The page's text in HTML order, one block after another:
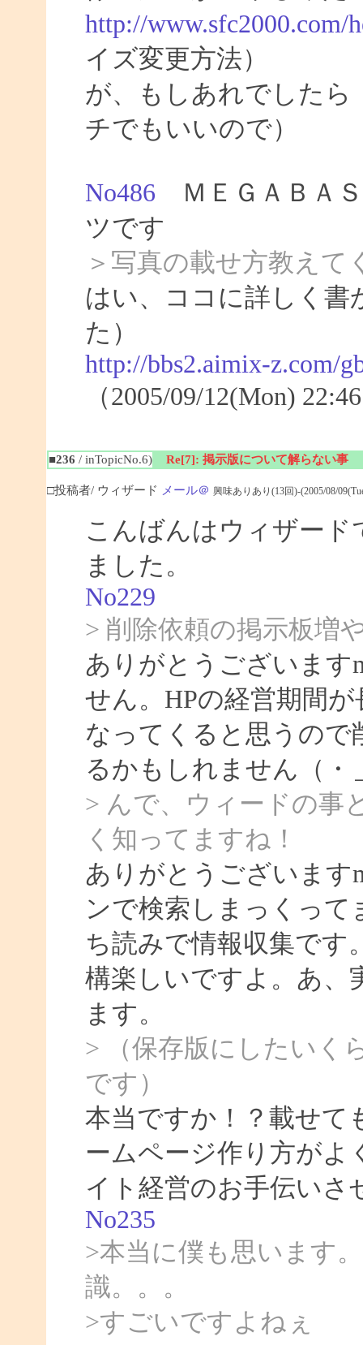
http://www.sfc2000.com/
イズ変更方法）
が、もしあれでした
チでもいいので）
No486 ＭＥＧＡＢＡ
ツです
＞写真の載せ方教えて
はい、ココに詳しく書
た）
http://bbs2.aimix-z.com/
（2005/09/12(Mon)
■236 / inTopicNo.6) Re[7]: 掲示版について解らない事
□投稿者/ ウィザード メール＠ 興味ありあり(13回)-(2005/08/
こんばんはウィザー
ました。
No229
> 削除依頼の掲示板
ありがとうございます
せん。HPの経営期間
なってくると思うので
るかもしれません（・
> んで、ウィードの
く知ってますね！
ありがとうございます
ンで検索しまっくって
ち読みで情報収集です
構楽しいですよ。あ、
ます。
> （保存版にしたい
です）
本当ですか！？載せて
ームページ作り方がよ
イト経営のお手伝い
No235
>本当に僕も思います
識。。。
>すごいですよね